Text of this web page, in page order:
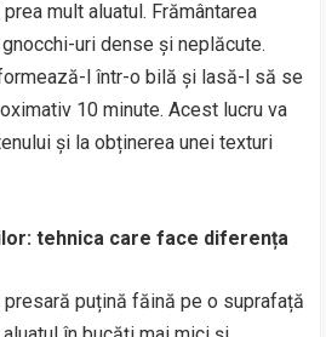
mult aluatul. Frământarea
uri dense și neplăcute.
l într-o bilă și lasă-l să se
10 minute. Acest lucru va
și la obținerea unei texturi
tehnica care face diferența
presară puțină făină pe o suprafață